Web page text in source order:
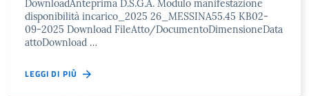
DownloadAnteprima D.S.G.A. Modulo manifestazione
disponibilità incarico_2025 26_MESSINA55.45 KB02-
09-2025 Download FileAtto/DocumentoDimensioneData
attoDownload …
LEGGI DI PIÙ